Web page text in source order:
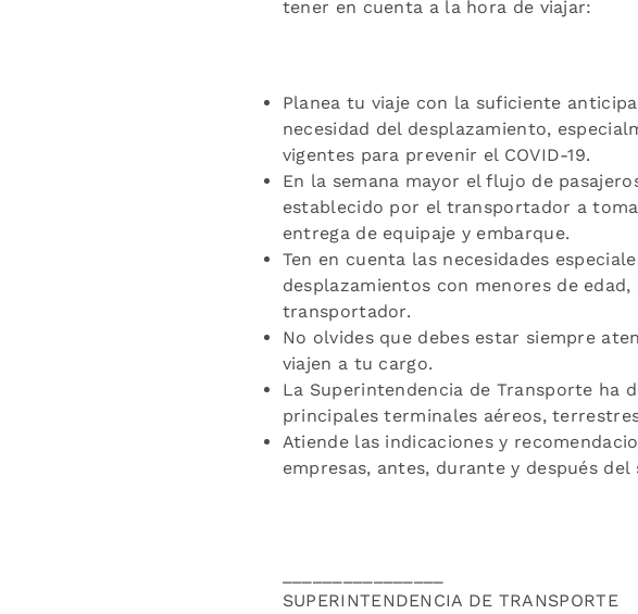
tener en cuenta a la hora de viajar:
Planea tu viaje con la suficiente
necesidad del desplazamiento,
vigentes para prevenir el COVID-19.
En la semana mayor el flujo de
establecido por el transportador a
entrega de equipaje y embarque.
Ten en cuenta las necesidades
desplazamientos con menores de
transportador.
No olvides que debes estar siempre
viajen a tu cargo.
La Superintendencia de Transporte ha
principales terminales aéreos,
Atiende las indicaciones y
empresas, antes, durante y después del
SUPERINTENDENCIA DE TRANSPORTE